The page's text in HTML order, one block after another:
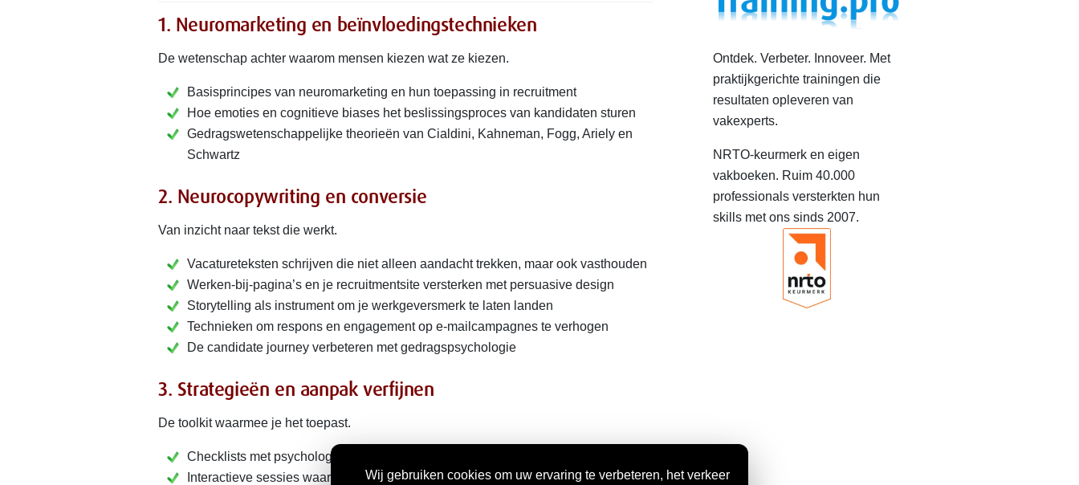
1. Neuromarketing en beïnvloedingstechnieken
De wetenschap achter waarom mensen kiezen wat ze kiezen.
Basisprincipes van neuromarketing en hun toepassing in recruitment
Hoe emoties en cognitieve biases het beslissingsproces van kandidaten sturen
Gedragswetenschappelijke theorieën van Cialdini, Kahneman, Fogg, Ariely en
Schwartz
2. Neurocopywriting en conversie
Van inzicht naar tekst die werkt.
Vacatureteksten schrijven die niet alleen aandacht trekken, maar ook vasthouden
Werken-bij-pagina’s en je recruitmentsite versterken met persuasive design
Storytelling als instrument om je werkgeversmerk te laten landen
Technieken om respons en engagement op e-mailcampagnes te verhogen
De candidate journey verbeteren met gedragspsychologie
3. Strategieën en aanpak verfijnen
De toolkit waarmee je het toepast.
Checklists met psychologische triggers en een set storytelling-frameworks
Interactieve sessies waarin je nieuwe technieken op je eigen materiaal toepast
Ontdek. Verbeter. Innoveer. Met
praktijkgerichte trainingen die
resultaten opleveren van
vakexperts.
NRTO-keurmerk en eigen
vakboeken. Ruim 40.000
professionals versterkten hun
skills met ons sinds 2007.